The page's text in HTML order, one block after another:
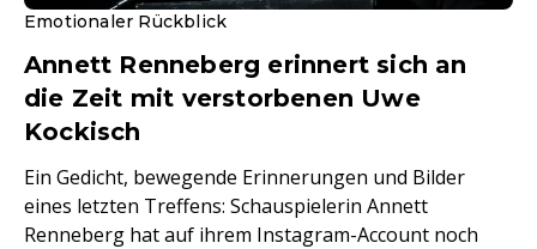
Emotionaler Rückblick
Annett Renneberg erinnert sich an
die Zeit mit verstorbenen Uwe
Kockisch
Ein Gedicht, bewegende Erinnerungen und Bilder
eines letzten Treffens: Schauspielerin Annett
Renneberg hat auf ihrem Instagram-Account noch